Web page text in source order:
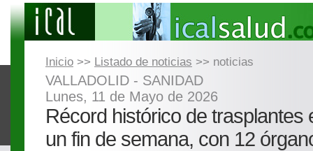
Inicio >> Listado de noticias >> noticias
VALLADOLID - SANIDAD
Lunes, 11 de Mayo de 2026
Récord histórico de trasplantes
un fin de semana, con 12